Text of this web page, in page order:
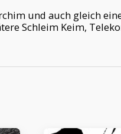
und auch gleich
Schleim Keim,